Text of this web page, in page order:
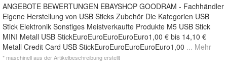
ANGEBOTE BEWERTUNGEN EBAYSHOP GOODRAM - Fachhändler
Eigene Herstellung von USB Sticks Zubehör Die Kategorien USB
Stick Elektronik Sonstiges Meistverkaufte Produkte M5 USB Stick
MINI Metall USB StickEuroEuroEuroEuroEuro1,00 € bis 14,10 €
Metall Credit Card USB StickEuroEuroEuroEuroEuro1,00 ... Mehr
* maschinell aus der Artikelbeschreibung erstellt